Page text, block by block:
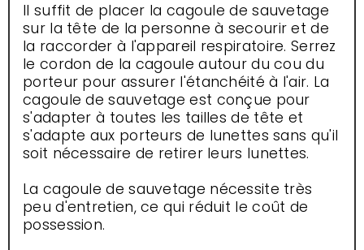
Il suffit de placer la cagoule de sauvetage
sur la tête de la personne à secourir et de
la raccorder à l'appareil respiratoire. Serrez
le cordon de la cagoule autour du cou du
porteur pour assurer l'étanchéité à l'air. La
cagoule de sauvetage est conçue pour
s'adapter à toutes les tailles de tête et
s'adapte aux porteurs de lunettes sans qu'il
soit nécessaire de retirer leurs lunettes.
La cagoule de sauvetage nécessite très
peu d'entretien, ce qui réduit le coût de
possession.